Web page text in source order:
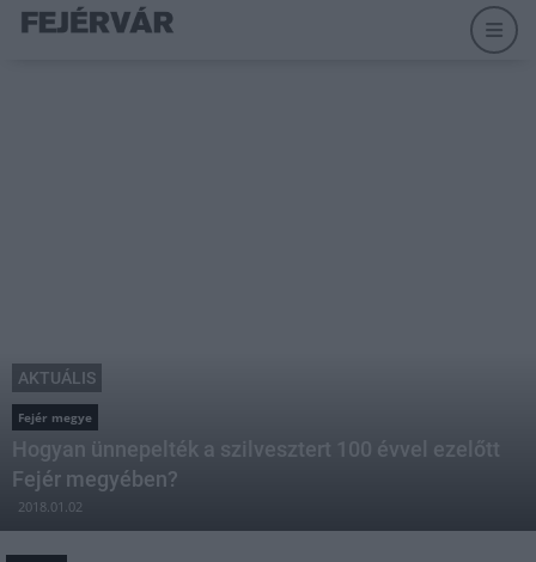
AKTUÁLIS
Fejér megye
Hogyan ünnepelték a szilvesztert 100 évvel ezelőtt
Fejér megyében?
2018.01.02